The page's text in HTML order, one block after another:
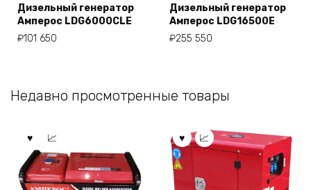
Дизельный генератор
Амперос LDG6000СLE
₽101 650
Дизельный генератор
Амперос LDG16500E
₽255 550
Недавно просмотренные товары